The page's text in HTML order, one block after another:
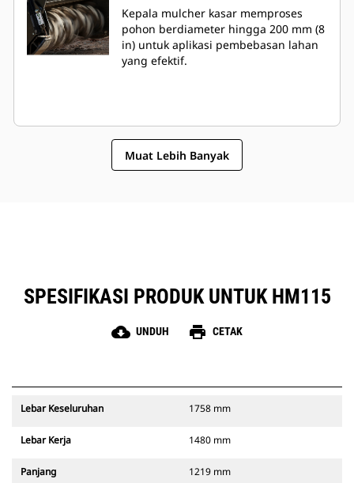
Kepala mulcher kasar memproses
pohon berdiameter hingga 200 mm (8
in) untuk aplikasi pembebasan lahan
yang efektif.
Muat Lebih Banyak
SPESIFIKASI PRODUK UNTUK HM115
cloud_download UNDUH print CETAK
Lebar Keseluruhan 1758 mm
Lebar Kerja 1480 mm
Panjang 1219 mm